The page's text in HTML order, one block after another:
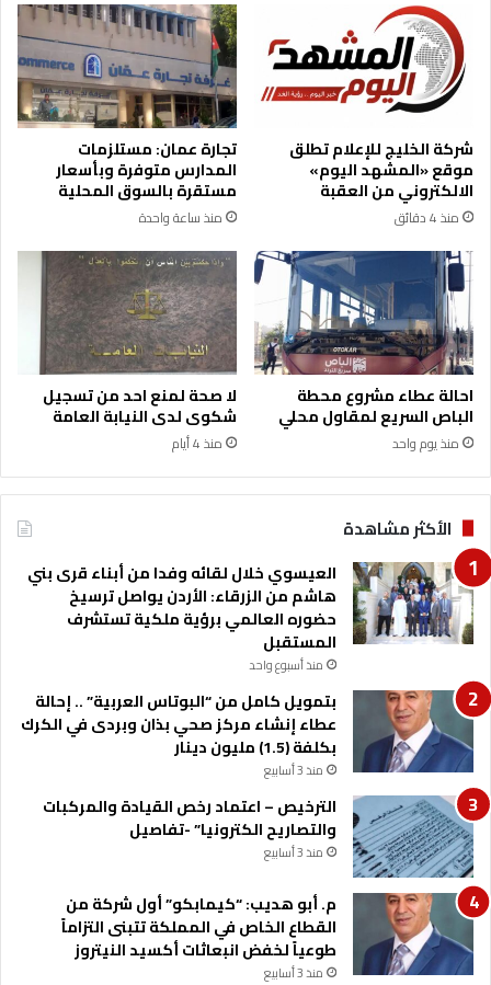
ج
س
ق
و
ط
ش
ظ
ي
ا
ص
ا
ر
و
خ
ب
م
د
ي
ن
ة
س
ل
ا
ن
ل
ص
ن
ا
ع
ي
ة
ه
ل
أ
م
ن
ي
ة
ؤ
ج
ل
ا
ن
ا
ل
أ
ق
س
ا
ط
ا
ل
ش
ر
ي
ل
س
ل
ف
ص
ن
د
و
ي
شركة الخليج للإعلام تطلق
موقع «المشهد اليوم»
الالكتروني من العقبة
منذ 4 دقائق
تجارة عمان: مستلزمات
المدارس متوفرة وبأسعار
مستقرة بالسوق المحلية
منذ ساعة واحدة
احالة عطاء مشروع محطة
الباص السريع لمقاول محلي
منذ يوم واحد
لا صحة لمنع احد من تسجيل
شكوى لدى النيابة العامة
منذ 4 أيام
الأكثر مشاهدة
العيسوي خلال لقائه وفدا من أبناء قرى بني
هاشم من الزرقاء: الأردن يواصل ترسيخ
حضوره العالمي برؤية ملكية تستشرف
المستقبل
منذ أسبوع واحد
بتمويل كامل من “البوتاس العربية” .. إحالة
عطاء إنشاء مركز صحي بذان وبردى في الكرك
بكلفة (1.5) مليون دينار
منذ 3 أسابيع
الترخيص – اعتماد رخص القيادة والمركبات
والتصاريح الكترونيا” -تفاصيل
منذ 3 أسابيع
م. أبو هديب: “كيمابكو” أول شركة من
القطاع الخاص في المملكة تتبنى التزاماً
طوعياً لخفض انبعاثات أكسيد النيتروز
منذ 3 أسابيع